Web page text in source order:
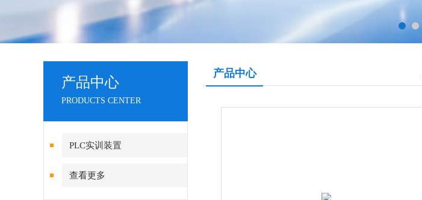
产品中心
PRODUCTS CENTER
PLC实训装置
查看更多
产品中心